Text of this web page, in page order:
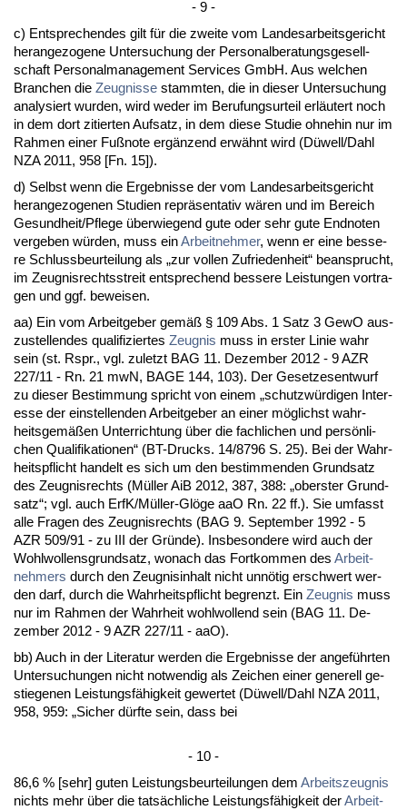
- 9 -
c) Ent­spre­chen­des gilt für die zwei­te vom Lan­des­ar­beits­ge­richt
her­an­ge­zo­ge­ne Un­ter­su­chung der Per­so­nal­be­ra­tungs­ge­sell­
schaft Per­so­nal­ma­nage­ment Ser­vices GmbH. Aus wel­chen
Bran­chen die Zeug­nis­se stamm­ten, die in die­ser Un­ter­su­chung
ana­ly­siert wur­den, wird we­der im Be­ru­fungs­ur­teil erläutert noch
in dem dort zi­tier­ten Auf­satz, in dem die­se Stu­die oh­ne­hin nur im
Rah­men ei­ner Fußno­te ergänzend erwähnt wird (Düwell/Dahl
NZA 2011, 958 [Fn. 15]).
d) Selbst wenn die Er­geb­nis­se der vom Lan­des­ar­beits­ge­richt
her­an­ge­zo­ge­nen Stu­di­en re­präsen­ta­tiv wären und im Be­reich
Ge­sund­heit/Pfle­ge über­wie­gend gu­te oder sehr gu­te End­no­ten
ver­ge­ben würden, muss einAr­beit­neh­mer, wenn er ei­ne bes­se­
re Schluss­be­ur­tei­lung als „zur vol­len Zu­frie­den­heit“ be­an­sprucht,
im Zeug­nis­rechts­streit ent­spre­chend bes­se­re Leis­tun­gen vor­tra­
gen und ggf. be­wei­sen.
aa) Ein vom Ar­beit­ge­ber gemäß § 109 Abs. 1 Satz 3 Ge­wO aus­
zu­stel­len­des qua­li­fi­zier­tes Zeug­nis muss in ers­ter Li­nie wahr
sein (st. Rspr., vgl. zu­letzt BAG 11. De­zem­ber 2012 - 9 AZR
227/11 - Rn. 21 mwN, BA­GE 144, 103). Der Ge­set­zes­ent­wurf
zu die­ser Be­stim­mung spricht von ei­nem „schutzwürdi­gen In­ter­
es­se der ein­stel­len­den Ar­beit­ge­ber an ei­ner möglichst wahr­
heits­gemäßen Un­ter­rich­tung über die fach­li­chen und persönli­
chen Qua­li­fi­ka­tio­nen“ (BT-Drucks. 14/8796 S. 25). Bei der Wahr­
heits­pflicht han­delt es sich um den be­stim­men­den Grund­satz
des Zeug­nis­rechts (Müller AiB 2012, 387, 388: „obers­ter Grund­
satz“; vgl. auch ErfK/Müller-Glöge aaO Rn. 22 ff.). Sie um­fasst
al­le Fra­gen des Zeug­nis­rechts (BAG 9. Sep­tem­ber 1992 - 5
AZR 509/91 - zu III der Gründe). Ins­be­son­de­re wird auch der
Wohl­wol­lens­grund­satz, wo­nach das Fort­kom­men des Ar­beit­
neh­mers durch den Zeug­nis­in­halt nicht unnötig er­schwert wer­
den darf, durch die Wahr­heits­pflicht be­grenzt. Ein Zeug­nis muss
nur im Rah­men der Wahr­heit wohl­wol­lend sein (BAG 11. De­
zem­ber 2012 - 9 AZR 227/11 - aaO).
bb) Auch in der Li­te­ra­tur wer­den die Er­geb­nis­se der an­geführ­ten
Un­ter­su­chun­gen nicht not­wen­dig als Zei­chen ei­ner ge­ne­rell ge­
stie­ge­nen Leis­tungsfähig­keit ge­wer­tet (Düwell/Dahl NZA 2011,
958, 959: „Si­cher dürf­te sein, dass bei
- 10 -
86,6 % [sehr] gu­ten Leis­tungs­be­ur­tei­lun­gen dem Ar­beits­zeug­nis
nichts mehr über die tatsächli­che Leis­tungsfähig­keit derAr­beit­